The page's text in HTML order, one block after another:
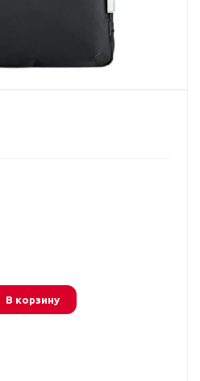
В корзину